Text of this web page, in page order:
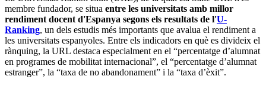
membre fundador, se situa entre les universitats amb millor
rendiment docent d'Espanya segons els resultats de l'U-
Ranking, un dels estudis més importants que avalua el rendiment a
les universitats espanyoles. Entre els indicadors en què es divideix el
rànquing, la URL destaca especialment en el “percentatge d’alumnat
en programes de mobilitat internacional”, el “percentatge d’alumnat
estranger”, la “taxa de no abandonament” i la “taxa d’èxit”.